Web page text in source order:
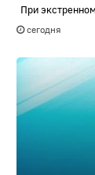
При
сегодня